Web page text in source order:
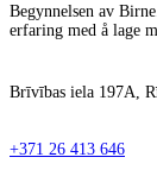
Begynnelsen av
erfaring med å lage
Brīvības iela 197A,
+371 26 413 646